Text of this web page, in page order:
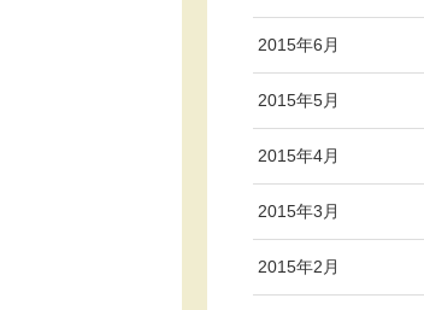
2015年6月
2015年5月
2015年4月
2015年3月
2015年2月